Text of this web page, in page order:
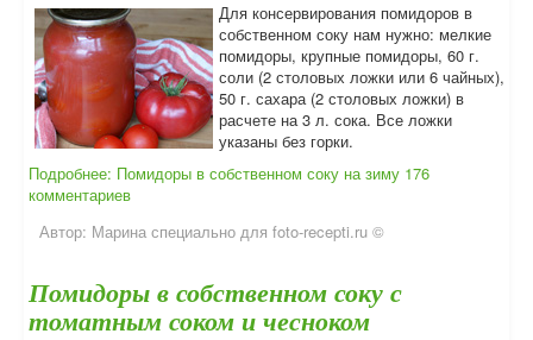
Для консервирования помидоров в
собственном соку нам нужно: мелкие
помидоры, крупные помидоры, 60 г.
соли (2 столовых ложки или 6 чайных),
50 г. сахара (2 столовых ложки) в
расчете на 3 л. сока. Все ложки
указаны без горки.
Подробнее: Помидоры в собственном соку на зиму 176
комментариев
Автор: Марина специально для foto-recepti.ru ©
Помидоры в собственном соку с
томатным соком и чесноком